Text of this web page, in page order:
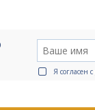
Я согласен с